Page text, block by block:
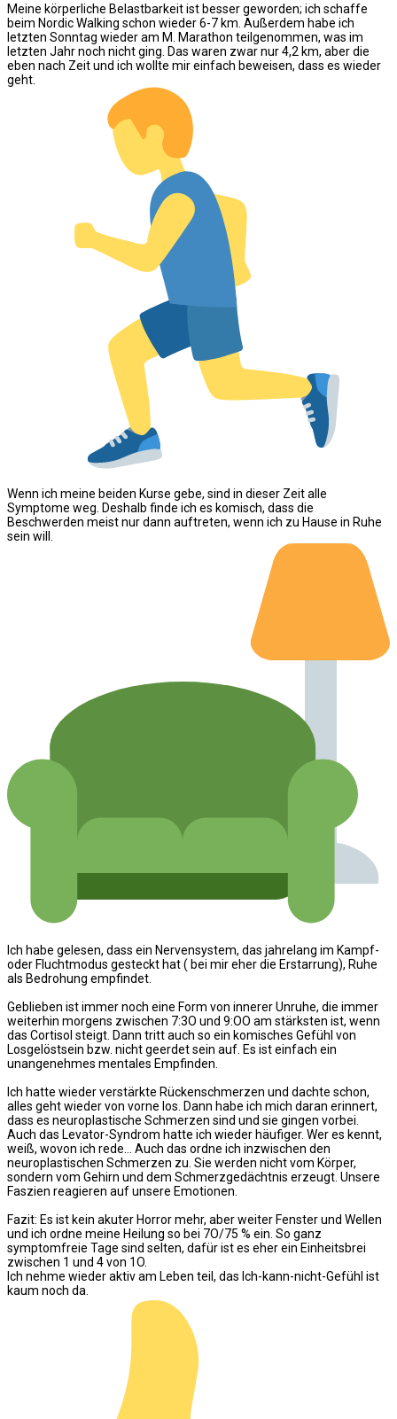
Meine körperliche Belastbarkeit ist besser geworden; ich schaffe
beim Nordic Walking schon wieder 6-7 km. Außerdem habe ich
letzten Sonntag wieder am M. Marathon teilgenommen, was im
letzten Jahr noch nicht ging. Das waren zwar nur 4,2 km, aber die
eben nach Zeit und ich wollte mir einfach beweisen, dass es wieder
geht.
Wenn ich meine beiden Kurse gebe, sind in dieser Zeit alle
Symptome weg. Deshalb finde ich es komisch, dass die
Beschwerden meist nur dann auftreten, wenn ich zu Hause in Ruhe
sein will.
Ich habe gelesen, dass ein Nervensystem, das jahrelang im Kampf-
oder Fluchtmodus gesteckt hat ( bei mir eher die Erstarrung), Ruhe
als Bedrohung empfindet.
Geblieben ist immer noch eine Form von innerer Unruhe, die immer
weiterhin morgens zwischen 7:3O und 9:OO am stärksten ist, wenn
das Cortisol steigt. Dann tritt auch so ein komisches Gefühl von
Losgelöstsein bzw. nicht geerdet sein auf. Es ist einfach ein
unangenehmes mentales Empfinden.
Ich hatte wieder verstärkte Rückenschmerzen und dachte schon,
alles geht wieder von vorne los. Dann habe ich mich daran erinnert,
dass es neuroplastische Schmerzen sind und sie gingen vorbei.
Auch das Levator-Syndrom hatte ich wieder häufiger. Wer es kennt,
weiß, wovon ich rede… Auch das ordne ich inzwischen den
neuroplastischen Schmerzen zu. Sie werden nicht vom Körper,
sondern vom Gehirn und dem Schmerzgedächtnis erzeugt. Unsere
Faszien reagieren auf unsere Emotionen.
Fazit: Es ist kein akuter Horror mehr, aber weiter Fenster und Wellen
und ich ordne meine Heilung so bei 7O/75 % ein. So ganz
symptomfreie Tage sind selten, dafür ist es eher ein Einheitsbrei
zwischen 1 und 4 von 1O.
Ich nehme wieder aktiv am Leben teil, das Ich-kann-nicht-Gefühl ist
kaum noch da.